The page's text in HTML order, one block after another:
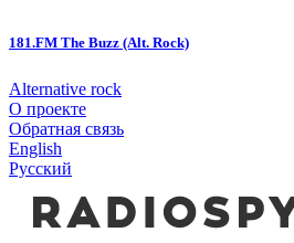
181.FM The Buzz (Alt. Rock)
Alternative rock
О проекте
Обратная связь
English
Русский